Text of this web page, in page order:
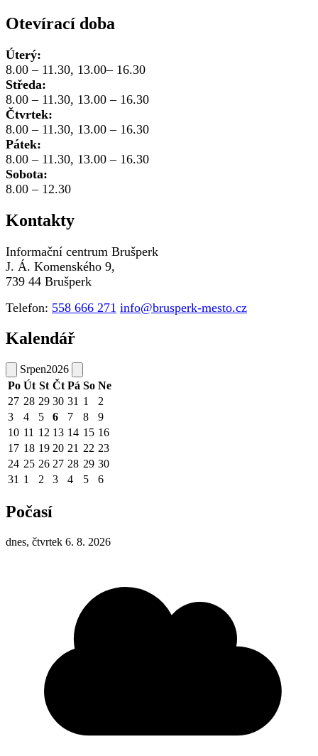
Otevírací doba
Úterý:
8.00 – 11.30, 13.00– 16.30
Středa:
8.00 – 11.30, 13.00 – 16.30
Čtvrtek:
8.00 – 11.30, 13.00 – 16.30
Pátek:
8.00 – 11.30, 13.00 – 16.30
Sobota:
8.00 – 12.30
Kontakty
Informační centrum Brušperk
J. Á. Komenského 9,
739 44 Brušperk
Telefon: 558 666 271 info@brusperk-mesto.cz
Kalendář
Srpen2026
Po Út St Čt Pá So Ne
27 28 29 30 31 1
2
3
4 5 6 7 8
9
10 11 12 13 14 15 16
17 18 19 20 21 22 23
24 25 26 27 28 29 30
31 1 2 3 4 5 6
Počasí
dnes, čtvrtek 6. 8. 2026